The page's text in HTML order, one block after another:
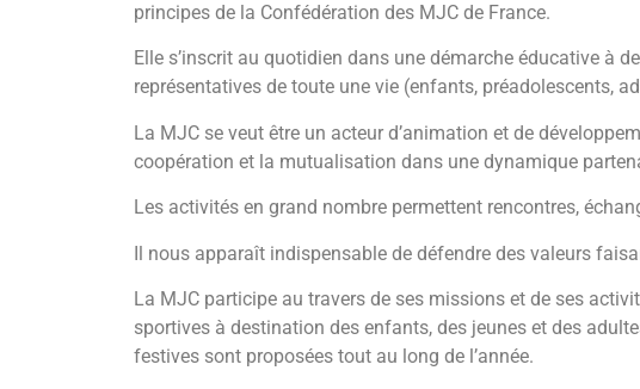
principes de la Confédération des MJC de France.
Elle s’inscrit au quotidien dans une démarche éducative à
représentatives de toute une vie (enfants, préadolescents,
La MJC se veut être un acteur d’animation et de
coopération et la mutualisation dans une dynamique
Les activités en grand nombre permettent rencontres,
Il nous apparaît indispensable de défendre des valeurs
La MJC participe au travers de ses missions et de ses
sportives à destination des enfants, des jeunes et des
festives sont proposées tout au long de l’année.